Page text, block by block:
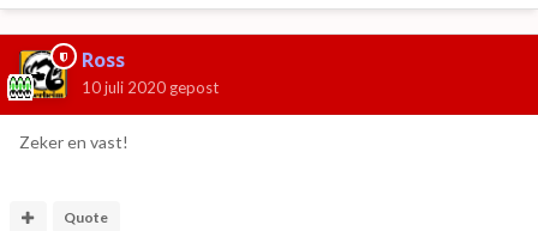
Ross
10 juli 2020 gepost
Zeker en vast!
Quote